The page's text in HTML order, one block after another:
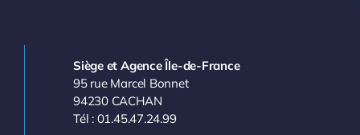
Siège et Agence Île-de-France
95 rue Marcel Bonnet
94230 CACHAN
Tél : 01.45.47.24.99